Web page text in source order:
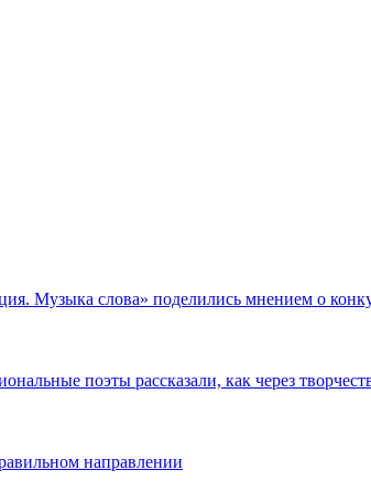
Музыка слова» поделились мнением о
поэты рассказали, как через
направлении